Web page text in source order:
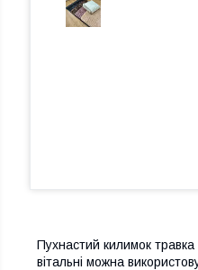
Пухнастий килимок
вітальні можна